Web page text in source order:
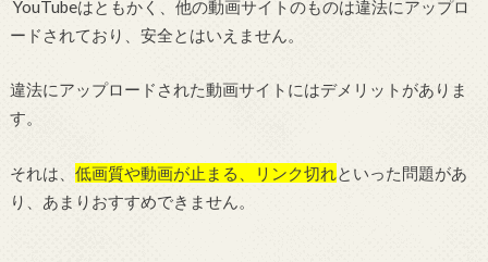
YouTubeはともかく、他の動画サイトのものは違法にアップロ
ードされており、安全とはいえません。
違法にアップロードされた動画サイトにはデメリットがありま
す。
それは、 低画質や動画が止まる、リンク切れといった問題があ
り、あまりおすすめできません。